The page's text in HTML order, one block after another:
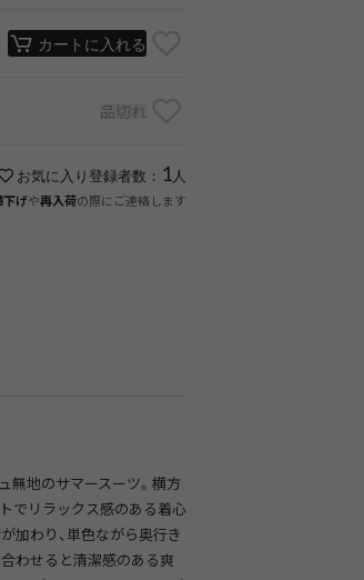
カートに入れる
品切れ
お気に入り登録者数： 1 人
下げや再入荷の際にご連絡します
無地のサマースーツ。横方
でリラックス感のある着心
加わり、単色ながら奥行き
わせると清潔感のある爽